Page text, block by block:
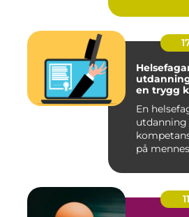
utdanning slik bygger
en trygg
En
på